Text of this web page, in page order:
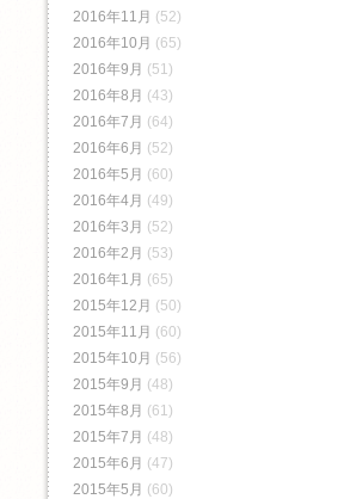
2016年11月 (52)
2016年10月 (65)
2016年9月 (51)
2016年8月 (43)
2016年7月 (64)
2016年6月 (52)
2016年5月 (60)
2016年4月 (49)
2016年3月 (52)
2016年2月 (53)
2016年1月 (65)
2015年12月 (50)
2015年11月 (60)
2015年10月 (56)
2015年9月 (48)
2015年8月 (61)
2015年7月 (48)
2015年6月 (47)
2015年5月 (60)